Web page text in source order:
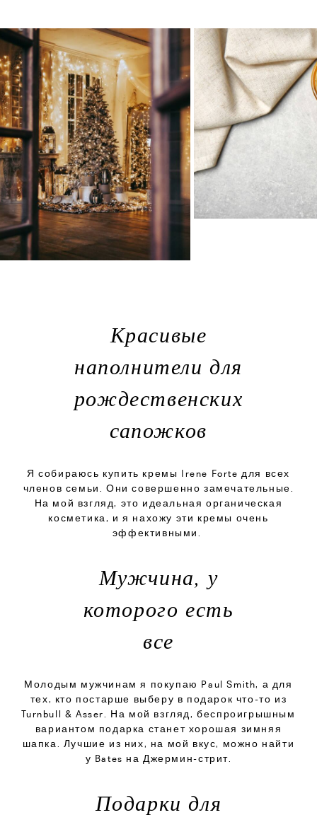
Красивые
наполнители для
рождественских
сапожков
Я собираюсь купить кремы Irene Forte для всех
членов семьи. Они совершенно замечательные.
На мой взгляд, это идеальная органическая
косметика, и я нахожу эти кремы очень
эффективными.
Мужчина, у
которого есть
все
Молодым мужчинам я покупаю Paul Smith, а для
тех, кто постарше выберу в подарок что-то из
Turnbull & Asser. На мой взгляд, беспроигрышным
вариантом подарка станет хорошая зимняя
шапка. Лучшие из них, на мой вкус, можно найти
у Bates на Джермин-стрит.
Подарки для